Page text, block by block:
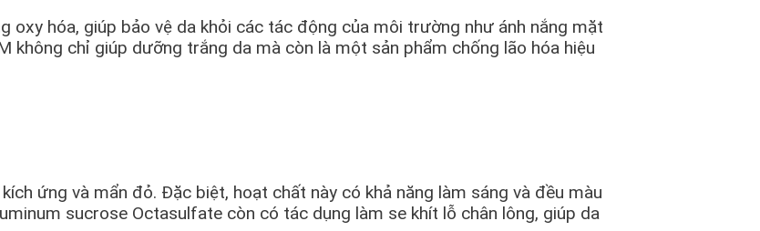
hóa, giúp bảo vệ da khỏi các tác động của môi trường như ánh nắng mặt
không chỉ giúp dưỡng trắng da mà còn là một sản phẩm chống lão hóa hiệu
ứng và mẩn đỏ. Đặc biệt, hoạt chất này có khả năng làm sáng và đều màu
sucrose Octasulfate còn có tác dụng làm se khít lỗ chân lông, giúp da